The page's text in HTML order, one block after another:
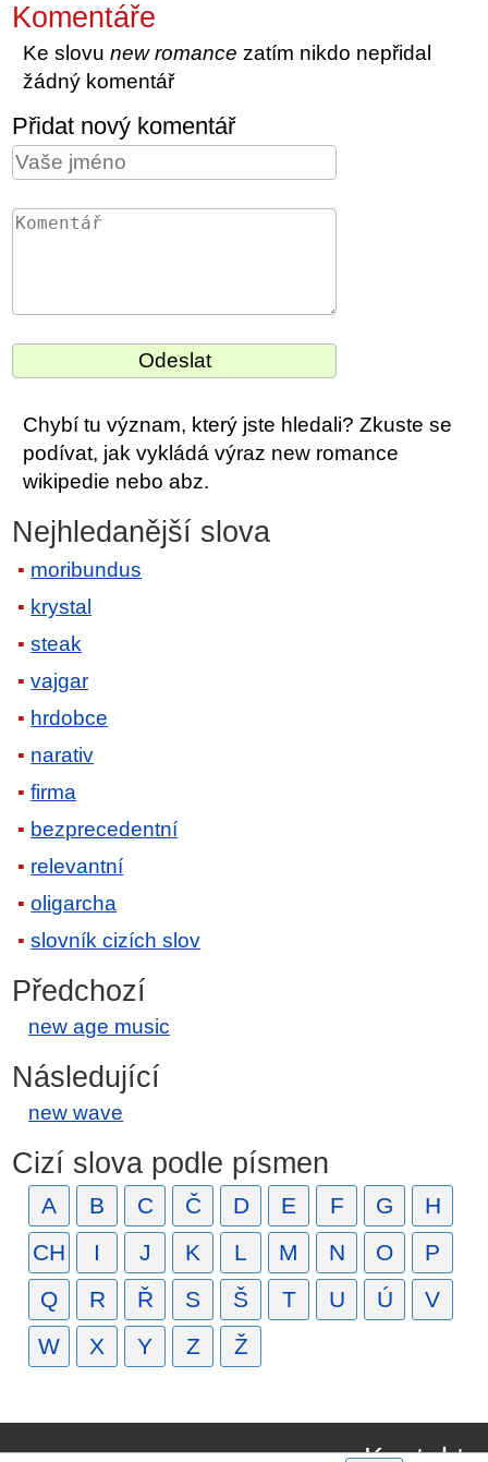
Komentáře
Ke slovunew romance zatím nikdo nepřidal
žádný komentář
Přidat nový komentář
Chybí tu význam, který jste hledali? Zkuste se
podívat, jak vykládá výraz new romance
wikipedie nebo abz.
Nejhledanější slova
moribundus
krystal
steak
vajgar
hrdobce
narativ
firma
bezprecedentní
relevantní
oligarcha
slovník cizích slov
Předchozí
new age music
Následující
new wave
Cizí slova podle písmen
A B C Č D E F G
H
CH
I J K L M N O
P
Q
R Ř S Š T U Ú
V
W
X Y Z Ž